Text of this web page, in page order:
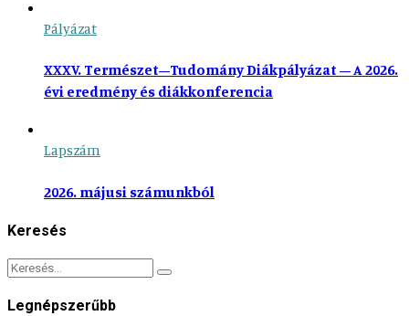
Pályázat
XXXV. Természet–Tudomány Diákpályázat – A 2026.
évi eredmény és diákkonferencia
Lapszám
2026. májusi számunkból
Keresés
Legnépszerűbb